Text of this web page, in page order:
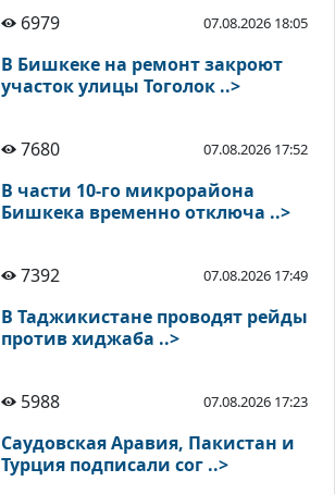
6979 07.08.2026 18:05
В Бишкеке на ремонт закроют
участок улицы Тоголок ..>
7680 07.08.2026 17:52
В части 10-го микрорайона
Бишкека временно отключа ..>
7392 07.08.2026 17:49
В Таджикистане проводят рейды
против хиджаба ..>
5988 07.08.2026 17:23
Саудовская Аравия, Пакистан и
Турция подписали сог ..>